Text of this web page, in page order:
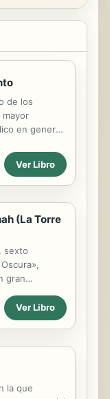
de los
en general
que
cultivado.
al lector a
y
a lo
Ver Libro
(La Torre
sexto
gran
del mal
La
de
al Nueva
que
Ver Libro
la que